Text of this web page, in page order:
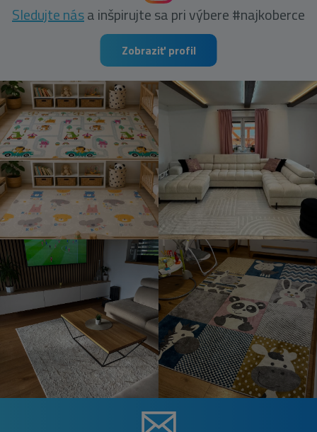
Sledujte nása inšpirujte sa pri výbere #najkoberce
Zobraziť profil